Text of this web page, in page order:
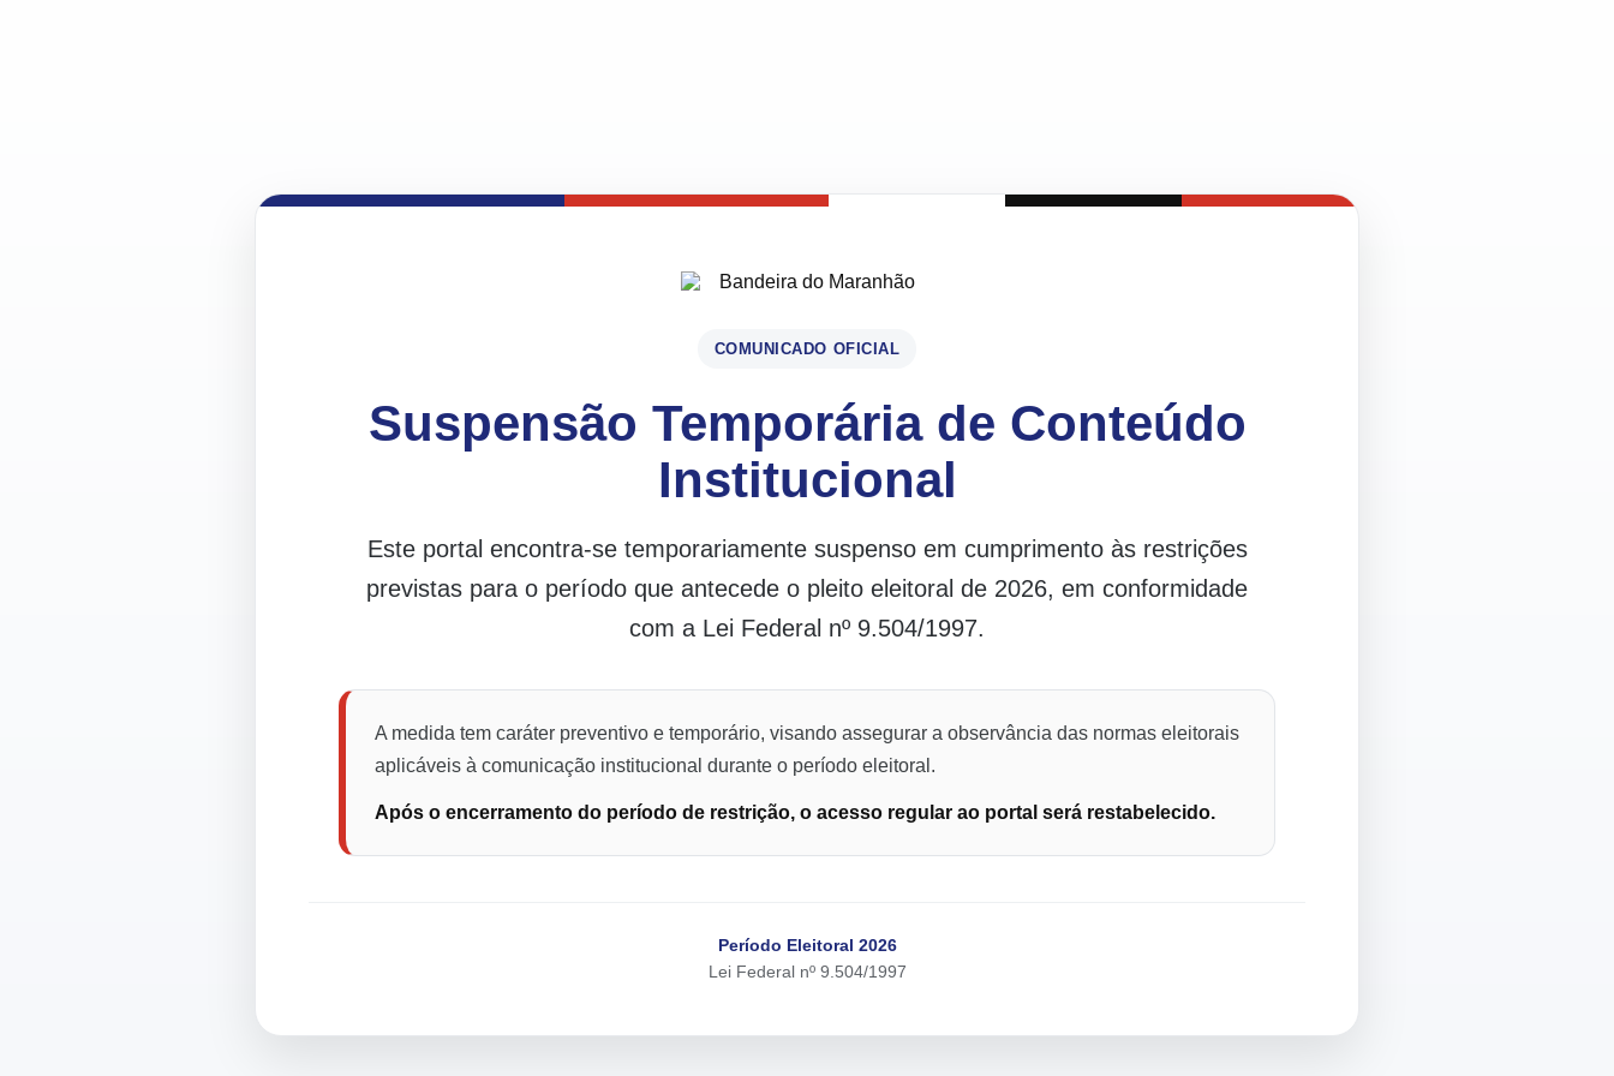
COMUNICADO OFICIAL
Suspensão Temporária de Conteúdo
Institucional
Este portal encontra-se temporariamente suspenso em cumprimento às restrições
previstas para o período que antecede o pleito eleitoral de 2026, em conformidade
com a Lei Federal nº 9.504/1997.
A medida tem caráter preventivo e temporário, visando assegurar a observância das normas eleitorais
aplicáveis à comunicação institucional durante o período eleitoral.
Após o encerramento do período de restrição, o acesso regular ao portal será restabelecido.
Período Eleitoral 2026
Lei Federal nº 9.504/1997